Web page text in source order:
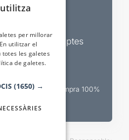
i descomptes
venda teatral Compra 100%
per millorar
utilitzar el
totes les galetes
de galetes.
(1650) →